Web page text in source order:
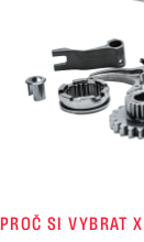
PROČ SI VYBRAT